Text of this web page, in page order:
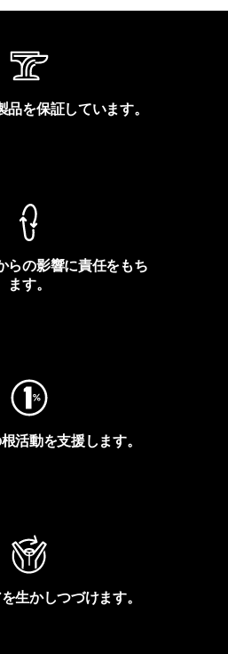
を保証しています。
らの影響に責任をもち
ます。
活動を支援します。
生かしつづけます。